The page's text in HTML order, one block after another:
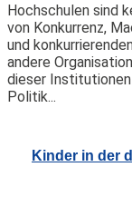
Hochschulen sind
von Konkurrenz,
und
andere
dieser
Politik...
Kinder in der